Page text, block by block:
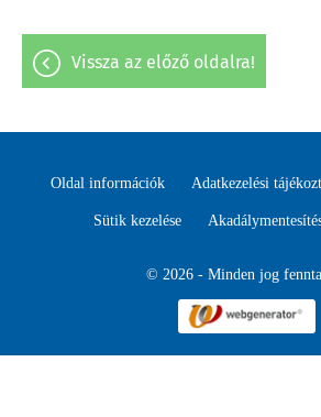
vissza az előző oldalra!
© 2026 - Minden jog
Oldal információk Adatkezelési
Sütik kezelése